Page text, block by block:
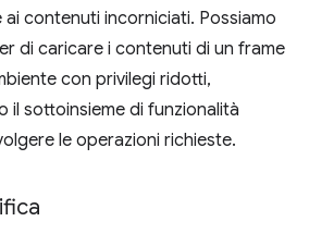
ai contenuti incorniciati. Possiamo
di caricare i contenuti di un frame
con privilegi ridotti,
il sottoinsieme di funzionalità
le operazioni richieste.